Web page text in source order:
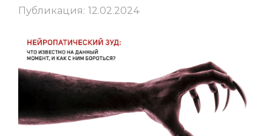
Публикация: 12.02.2024